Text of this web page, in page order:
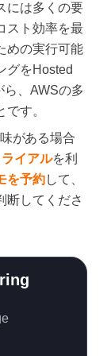
には多くの要
スト効率を最
めの実行可能
グをHosted
ら、AWSの多
す。
がある場合
イアルを利
を予約して、
断してくださ